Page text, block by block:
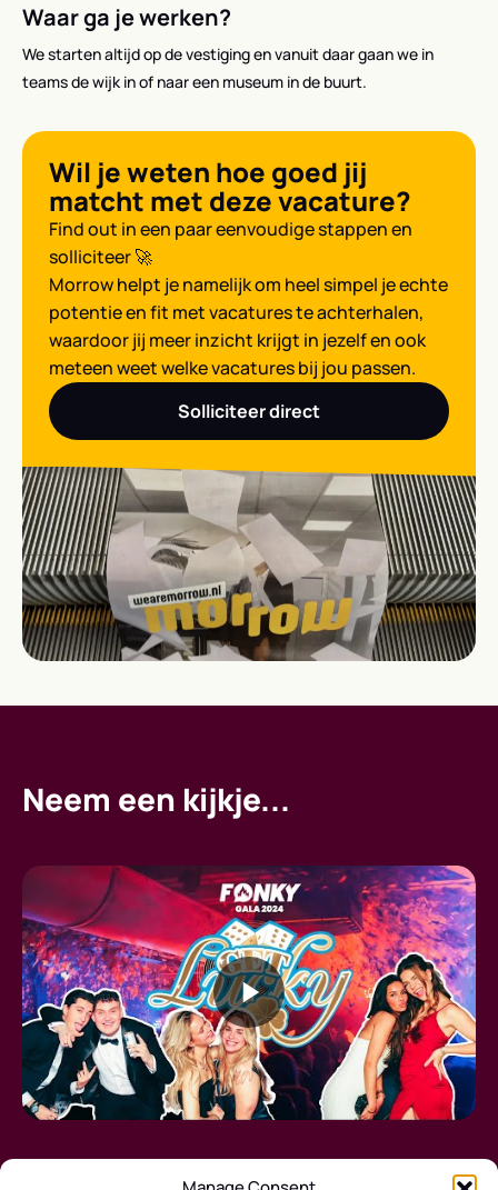
Waar ga je werken?
We starten altijd op de vestiging en vanuit daar gaan we in
teams de wijk in of naar een museum in de buurt.
Wil je weten hoe goed jij
matcht met deze vacature?
Find out in een paar eenvoudige stappen en
solliciteer 🚀
Morrow helpt je namelijk om heel simpel je echte
potentie en fit met vacatures te achterhalen,
waardoor jij meer inzicht krijgt in jezelf en ook
meteen weet welke vacatures bij jou passen.
Solliciteer direct
Neem een kijkje...